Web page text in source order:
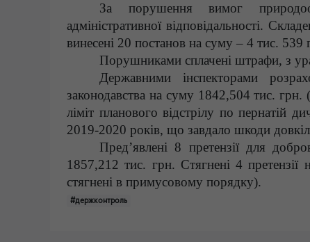
За порушення вимог
адміністративної відповідальності.
винесені 20 постанов на суму – 4 тис. 539
Порушниками сплачені штрафи, з
Державними інспекторами
законодавства на суму 1842,504 тис.
ліміт планового відстрілу по пернатій
2019-2020 років, що завдало шкоди
Пред’явлені 8 претензії для
1857,212 тис. грн. Стягнені 4
стягнені в примусовому порядку).
#держконтроль